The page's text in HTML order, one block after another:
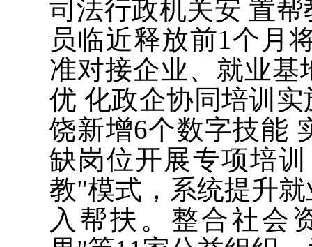
司法行政机关安 置
员临近释放前1个月
准对接企业、就业基
优 化政企协同培训
饶新增6个数字技能
缺岗位开展专项培
教"模式，系统提升
入帮扶。整合社会